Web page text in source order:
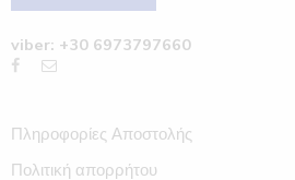
viber: +30 6973797660
Πληροφορίες Αποστολής
Πολιτική απορρήτου